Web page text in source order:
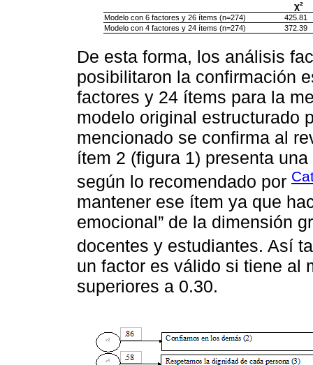
χ²
Modelo con 6 factores y 26 ítems (n=274)
425.81
Modelo con 4 factores y 24 ítems (n=274)
372.39
De esta forma, los análisis
posibilitaron la confirmación
factores y 24 ítems para la
modelo original estructurado
mencionado se confirma al
ítem 2 (figura 1) presenta
según lo recomendado por
mantener ese ítem ya que
emocional” de la dimensión
docentes y estudiantes. Así
un factor es válido si tiene al
superiores a 0.30.